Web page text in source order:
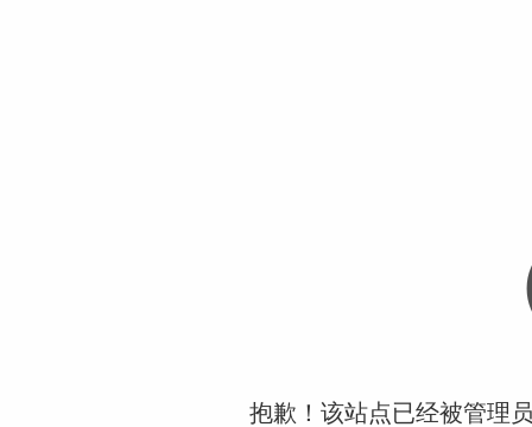
抱歉！该站点已经被管理